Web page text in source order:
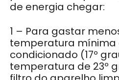
de energia chegar:
1 – Para gastar
temperatura mínima
condicionado (17º
temperatura de 23º